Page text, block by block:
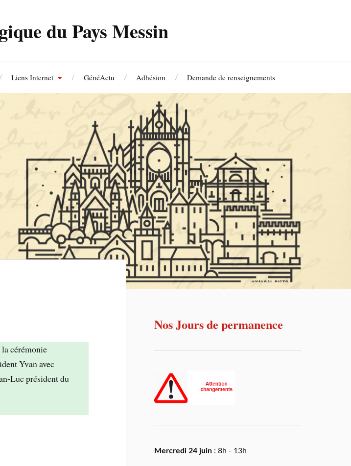
du Pays Messin
Liens Internet GénéActu Adhésion Demande de renseignements
cérémonie
Yvan avec
Luc président du
Nos Jours de permanence
Mercredi 24 juin : 8h - 13h